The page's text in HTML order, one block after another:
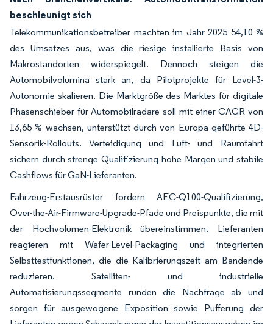
beschleunigt sich
Telekommunikationsbetreiber machten im Jahr 2025 54,10 %
des Umsatzes aus, was die riesige installierte Basis von
Makrostandorten widerspiegelt. Dennoch steigen die
Automobilvolumina stark an, da Pilotprojekte für Level-3-
Autonomie skalieren. Die Marktgröße des Marktes für digitale
Phasenschieber für Automobilradare soll mit einer CAGR von
13,65 % wachsen, unterstützt durch von Europa geführte 4D-
Sensorik-Rollouts. Verteidigung und Luft- und Raumfahrt
sichern durch strenge Qualifizierung hohe Margen und stabile
Cashflows für GaN-Lieferanten.
Fahrzeug-Erstausrüster fordern AEC-Q100-Qualifizierung,
Over-the-Air-Firmware-Upgrade-Pfade und Preispunkte, die mit
der Hochvolumen-Elektronik übereinstimmen. Lieferanten
reagieren mit Wafer-Level-Packaging und integrierten
Selbsttestfunktionen, die die Kalibrierungszeit am Bandende
reduzieren. Satelliten- und industrielle
Automatisierungssegmente runden die Nachfrage ab und
sorgen für ausgewogene Exposition sowie Pufferung der